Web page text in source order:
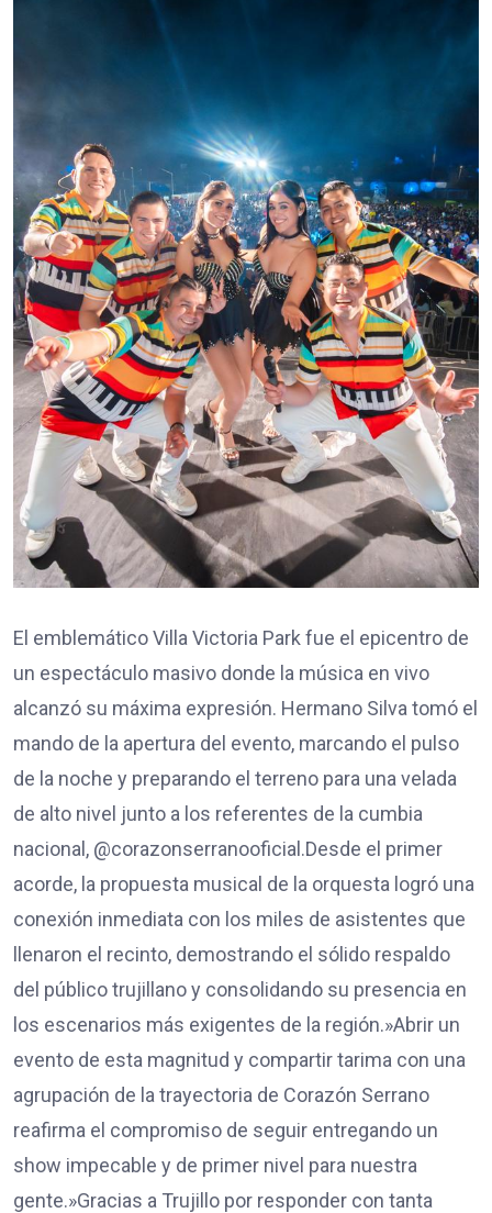
​El emblemático Villa Victoria Park fue el epicentro de
un espectáculo masivo donde la música en vivo
alcanzó su máxima expresión. Hermano Silva tomó el
mando de la apertura del evento, marcando el pulso
de la noche y preparando el terreno para una velada
de alto nivel junto a los referentes de la cumbia
nacional, @corazonserranooficial.​Desde el primer
acorde, la propuesta musical de la orquesta logró una
conexión inmediata con los miles de asistentes que
llenaron el recinto, demostrando el sólido respaldo
del público trujillano y consolidando su presencia en
los escenarios más exigentes de la región.​»Abrir un
evento de esta magnitud y compartir tarima con una
agrupación de la trayectoria de Corazón Serrano
reafirma el compromiso de seguir entregando un
show impecable y de primer nivel para nuestra
gente.»​Gracias a Trujillo por responder con tanta